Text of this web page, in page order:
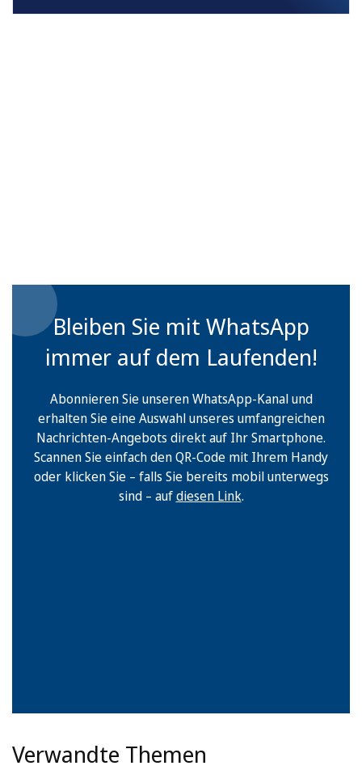
Bleiben Sie mit WhatsApp
immer auf dem Laufenden!
Abonnieren Sie unseren WhatsApp-Kanal und
erhalten Sie eine Auswahl unseres umfangreichen
Nachrichten-Angebots direkt auf Ihr Smartphone.
Scannen Sie einfach den QR-Code mit Ihrem Handy
oder klicken Sie – falls Sie bereits mobil unterwegs
sind – aufdiesen Link.
Verwandte Themen